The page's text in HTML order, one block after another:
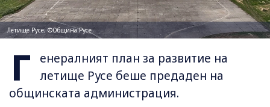
Летище Русе; ©Община Русе
Г
енералният план за развитие на
летище Русе беше предаден на
общинската администрация.